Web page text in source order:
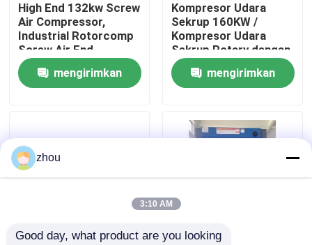
Wisata pabrik
Kontrol kualitas
Berita
Permintaan Penawaran
High End 132kw Screw
Air Compressor,
Industrial Rotorcomp
Screw Air End
mengirimkan
Kompresor Udara
Sekrup 160KW /
Kompresor Udara
Sekrup Rotary dengan
Kontroler Cerdas 90L
mengirimkan
zhou
3:10 AM
Good day, what product are you looking